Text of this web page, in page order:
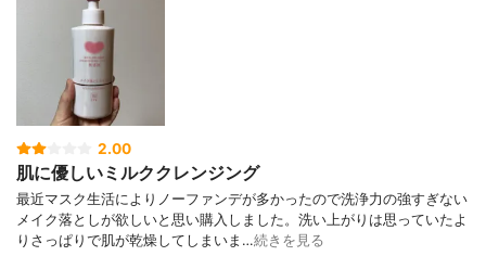
2.00
肌に優しいミルククレンジング
最近マスク生活によりノーファンデが多かったので洗浄力の強すぎない
メイク落としが欲しいと思い購入しました。洗い上がりは思っていたよ
りさっぱりで肌が乾燥してしまいま…続きを見る